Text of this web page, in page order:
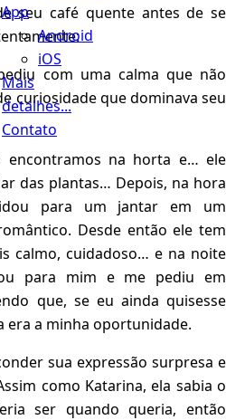
App
Android
iOS
Mais
detalhes...
Contato
seu café quente antes de se
com uma calma que não
curiosidade que dominava seu
na horta e… ele
das plantas… Depois, na hora
para um jantar em um
Desde então ele tem
calmo, cuidadoso… e na noite
para mim e me pediu em
que, se eu ainda quisesse
era a minha oportunidade.
sua expressão surpresa e
como Katarina, ela sabia o
ser quando queria, então